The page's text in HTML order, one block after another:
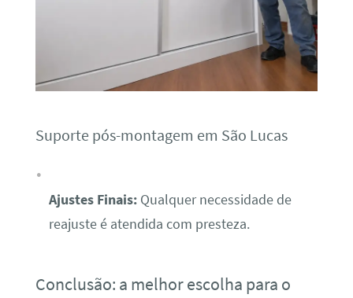
Suporte pós-montagem em São Lucas
Ajustes Finais:Qualquer necessidade de
reajuste é atendida com presteza.
Conclusão: a melhor escolha para o